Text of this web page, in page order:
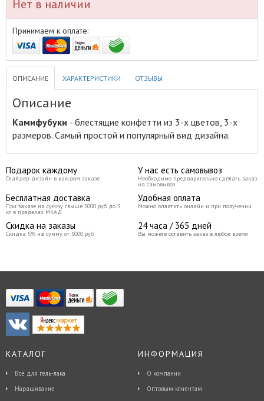
Нет в наличии
Принимаем к оплате:
ОПИСАНИЕ ХАРАКТЕРИСТИКИ ОТЗЫВЫ
Описание
Камифубуки - блестящие конфетти из 3-х цветов, 3-х
размеров. Самый простой и популярный вид дизайна.
Подарок каждому
Слайдер-дизайн в каждом заказе
У нас есть самовывоз
Необходимо предварительно сделать заказ
на самовывоз
Бесплатная доставка
При заказе на сумму свыше 5000 руб до 3
кг в пределах МКАД
Удобная оплата
Можно оплатить онлайн и при получении
Скидка на заказы
Скидка 5% на сумму от 5000 руб
24 часа / 365 дней
Вы можете оставить заказ в любое время
КАТАЛОГ
Все для гель-лака
Наращивание
ИНФОРМАЦИЯ
О компании
Оптовым клиентам